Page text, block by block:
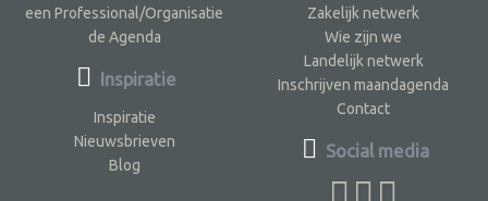
een Professional/Organisatie
de Agenda
Inspiratie
Inspiratie
Nieuwsbrieven
Blog
Zakelijk netwerk
Wie zijn we
Landelijk netwerk
Inschrijven maandagenda
Contact
Social media